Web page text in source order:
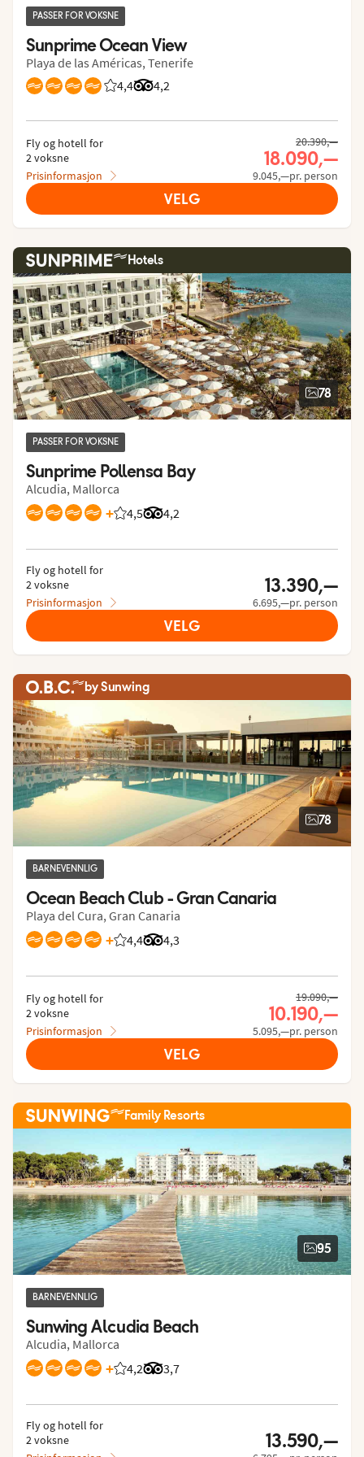
PASSER FOR VOKSNE
Sunprime Ocean View
Playa de las Américas, Tenerife
4,4
Vurdering fra Vings gjester: 4.407/5
4,2
Vurdering fra Tripadvisor: 4.2 of 5
Fly og hotell for
2 voksne
Prisinformasjon
20.390,—
18.090,—
9.045,—pr. person
VELG
Hotels
78
PASSER FOR VOKSNE
Sunprime Pollensa Bay
Alcudia, Mallorca
+ 4,5
Vurdering fra Vings gjester: 4.543/5
4,2
Vurdering fra Tripadvisor: 4.2 of 5
Fly og hotell for
2 voksne
Prisinformasjon
13.390,—
6.695,—pr. person
VELG
by Sunwing
78
BARNEVENNLIG
Ocean Beach Club - Gran Canaria
Playa del Cura, Gran Canaria
+ 4,4
Vurdering fra Vings gjester: 4.428/5
4,3
Vurdering fra Tripadvisor: 4.3 of 5
Fly og hotell for
2 voksne
Prisinformasjon
19.090,—
10.190,—
5.095,—pr. person
VELG
Family Resorts
95
BARNEVENNLIG
Sunwing Alcudia Beach
Alcudia, Mallorca
+ 4,2
Vurdering fra Vings gjester: 4.195/5
3,7
Vurdering fra Tripadvisor: 3.7 of 5
Fly og hotell for
2 voksne
13.590,—